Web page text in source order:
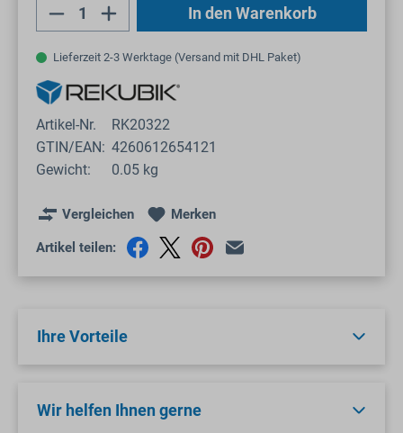
Produkt Anzahl: Gib den gewünschten
In den Warenkorb
Lieferzeit 2-3 Werktage (Versand mit DHL Paket)
Artikel-Nr.
RK20322
GTIN/EAN: 4260612654121
Gewicht:
0.05 kg
Vergleichen Merken
Artikel teilen:
Ihre Vorteile
Wir helfen Ihnen gerne